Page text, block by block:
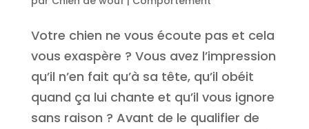
Votre chien ne vous écoute pas et cela
vous exaspère ? Vous avez l’impression
qu’il n’en fait qu’à sa tête, qu’il obéit
quand ça lui chante et qu’il vous ignore
sans raison ? Avant de le qualifier de